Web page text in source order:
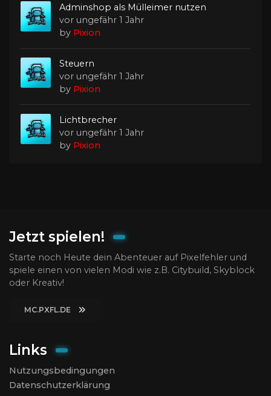
Adminshop als Mülleimer nutzen
vor ungefähr 1 Jahr
by Pixion
Steuern
vor ungefähr 1 Jahr
by Pixion
Lichtbrecher
vor ungefähr 1 Jahr
by Pixion
Jetzt spielen!
Starte noch Heute dein Abenteuer auf Pixelfehler und
spiele einen von vielen Modi wie z.B. Citybuild, Skyblock
oder Kreativ!
MC.PXFL.DE
Links
Nutzungsbedingungen
Datenschutzerklärung